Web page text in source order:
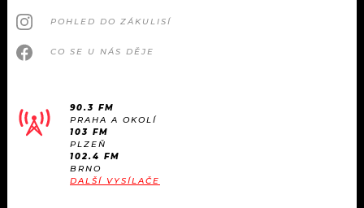
POHLED DO ZÁKULISÍ
CO SE U NÁS DĚJE
90.3 FM
PRAHA A OKOLÍ
103 FM
PLZEŇ
102.4 FM
BRNO
DALŠÍ VYSÍLAČE